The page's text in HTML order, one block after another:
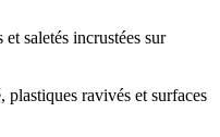
et saletés incrustées sur
ravivés et surfaces